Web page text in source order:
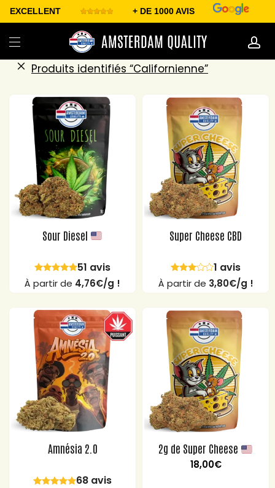
EXCELLENT + DE 1000 AVIS
Produits identifiés “Californienne”
Sour Diesel
51 avis
À partir de 4,76€/g !
Super Cheese CBD
1 avis
À partir de 3,80€/g !
Amnésia 2.0
68 avis
2g de Super Cheese
18,00€